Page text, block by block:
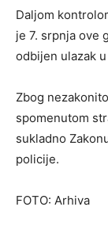
Daljom
je 7. srpnja ove
odbijen ulazak u
Zbog
spomenutom
sukladno
policije.
FOTO: Arhiva